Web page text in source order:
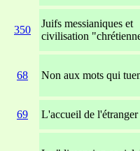
350
Juifs messianiques et
civilisation
68 Non aux mots qui
69 L'accueil de l'étranger